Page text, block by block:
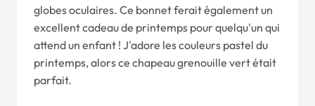
globes oculaires. Ce bonnet ferait également un
excellent cadeau de printemps pour quelqu'un qui
attend un enfant ! J'adore les couleurs pastel du
printemps, alors ce chapeau grenouille vert était
parfait.